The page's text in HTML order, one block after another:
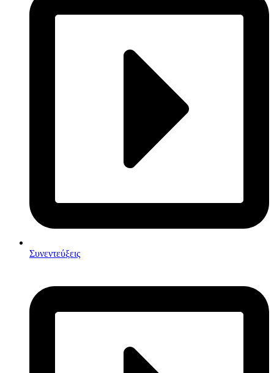
Συνεντεύξεις